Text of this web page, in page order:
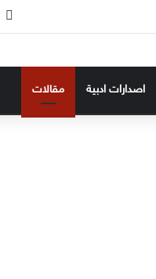
اصدارات ادبية مقالات